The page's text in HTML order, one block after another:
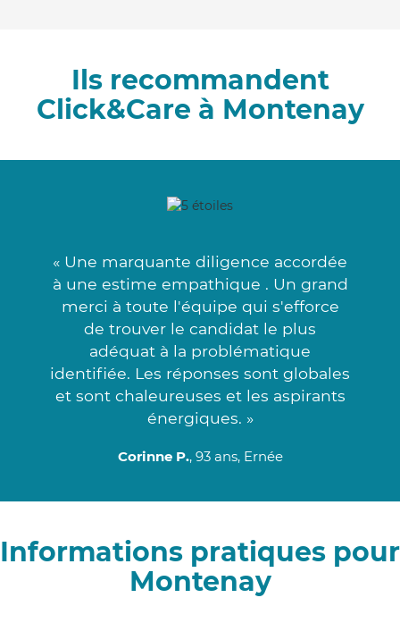
Ils recommandent
Click&Care à Montenay
« Une marquante diligence accordée
à une estime empathique . Un grand
merci à toute l'équipe qui s'efforce
de trouver le candidat le plus
adéquat à la problématique
identifiée. Les réponses sont globales
et sont chaleureuses et les aspirants
énergiques. »
Corinne P., 93 ans, Ernée
Informations pratiques pour
Montenay